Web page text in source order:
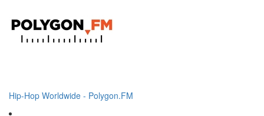
Hip-Hop Worldwide - Polygon.FM